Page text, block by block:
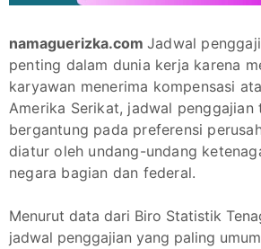
namaguerizka.com Jadwal
penting dalam dunia kerja karena
karyawan menerima kompensasi
Amerika Serikat, jadwal penggajian
bergantung pada preferensi
diatur oleh undang-undang
negara bagian dan federal.
Menurut data dari Biro Statistik
jadwal penggajian yang paling